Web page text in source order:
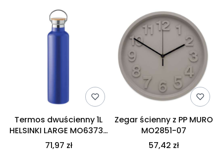
Termos dwuścienny 1L
HELSINKI LARGE MO6373-
04
71,97 zł
Zegar ścienny z PP MURO
MO2851-07
57,42 zł